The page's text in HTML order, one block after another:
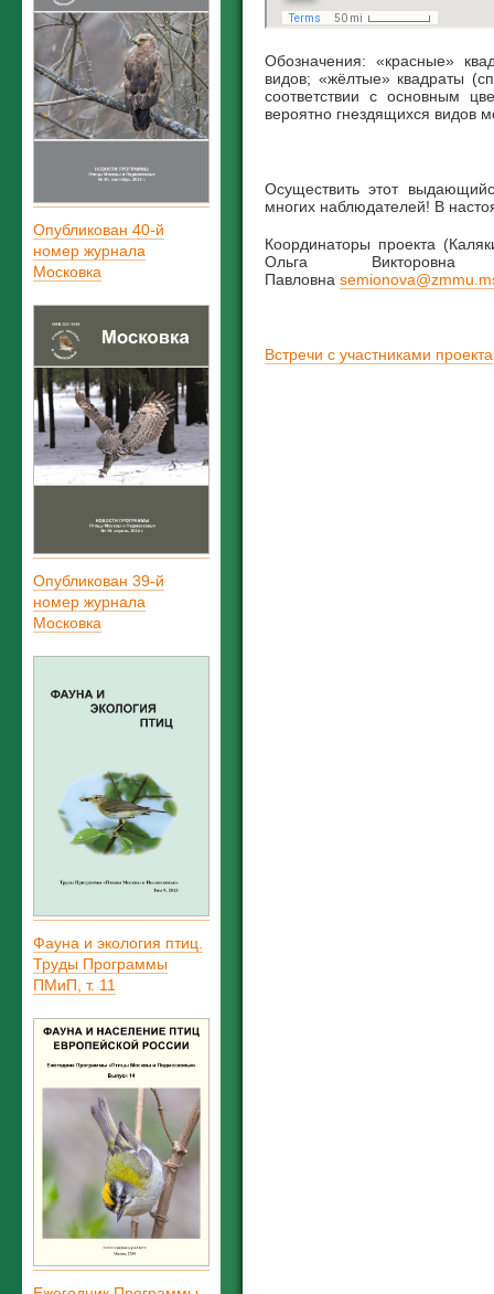
Опубликован 40-й
номер журнала
Московка
Опубликован 39-й
номер журнала
Московка
Фауна и экология птиц.
Труды Программы
ПМиП, т. 11
Обозначения: «красные»
видов; «жёлтые» квадраты
соответствии с основным
вероятно гнездящихся видов
Осуществить этот
многих наблюдателей! В
Координаторы проекта
Ольга
Павловна
Встречи с участниками проекта